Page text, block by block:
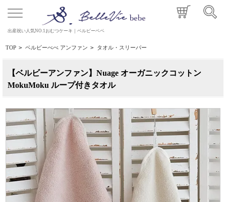
出産祝い人気NO.1おむつケーキ｜ベルビーベベ
TOP > ベルビーべべ アンファン > タオル・スリーパー
【ベルビーアンファン】Nuage オーガニックコットン
MokuMoku ループ付きタオル